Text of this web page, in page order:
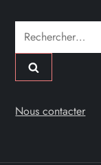
Rechercher :
Nous contacter